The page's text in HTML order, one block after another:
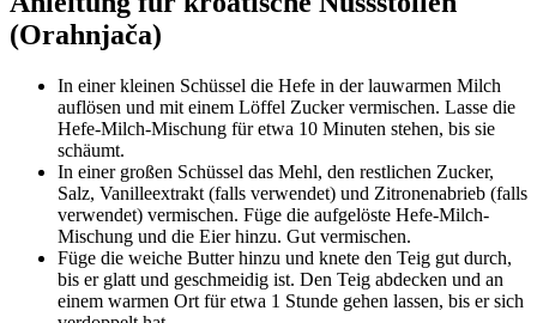
(Orahnjača)
In einer kleinen Schüssel die Hefe in der lauwarmen Milch
auflösen und mit einem Löffel Zucker vermischen. Lasse die
Hefe-Milch-Mischung für etwa 10 Minuten stehen, bis sie
schäumt.
In einer großen Schüssel das Mehl, den restlichen Zucker,
Salz, Vanilleextrakt (falls verwendet) und Zitronenabrieb (falls
verwendet) vermischen. Füge die aufgelöste Hefe-Milch-
Mischung und die Eier hinzu. Gut vermischen.
Füge die weiche Butter hinzu und knete den Teig gut durch,
bis er glatt und geschmeidig ist. Den Teig abdecken und an
einem warmen Ort für etwa 1 Stunde gehen lassen, bis er sich